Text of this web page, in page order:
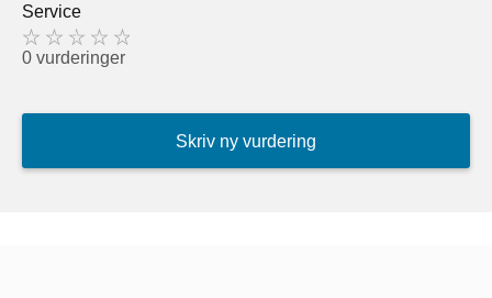
Service
0 vurderinger
Skriv ny vurdering